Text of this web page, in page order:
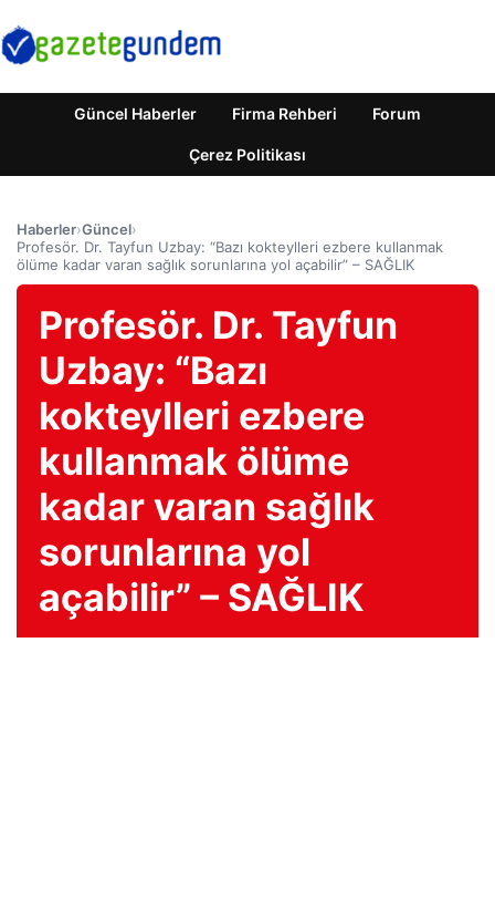
Güncel Haberler Firma Rehberi Forum
Çerez Politikası
Haberler›Güncel›
Profesör. Dr. Tayfun Uzbay: “Bazı kokteylleri ezbere kullanmak
ölüme kadar varan sağlık sorunlarına yol açabilir” – SAĞLIK
Profesör. Dr. Tayfun
Uzbay: “Bazı
kokteylleri ezbere
kullanmak ölüme
kadar varan sağlık
sorunlarına yol
açabilir” – SAĞLIK